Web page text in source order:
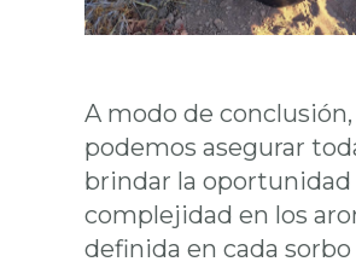
A modo de
podemos asegurar
brindar la
complejidad en los
definida en cada